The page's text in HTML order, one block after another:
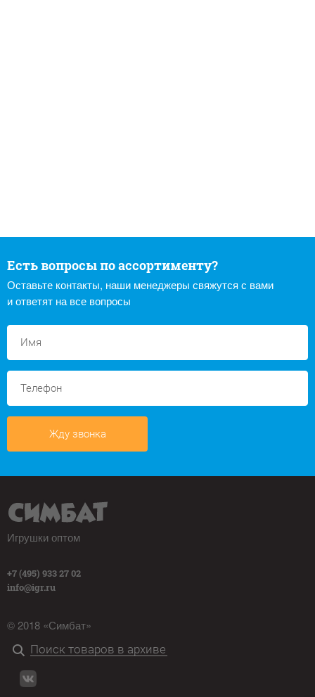
Есть вопросы по ассортименту?
Оставьте контакты, наши менеджеры свяжутся с вами
и ответят на все вопросы
Жду звонка
Игрушки оптом
+7 (495) 933 27 02
info@igr.ru
© 2018 «Симбат»